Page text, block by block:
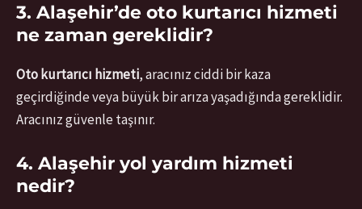
3. Alaşehir’de oto kurtarıcı hizmeti
ne zaman gereklidir?
Oto kurtarıcı hizmeti, aracınız ciddi bir kaza
geçirdiğinde veya büyük bir arıza yaşadığında gereklidir.
Aracınız güvenle taşınır.
4. Alaşehir yol yardım hizmeti
nedir?